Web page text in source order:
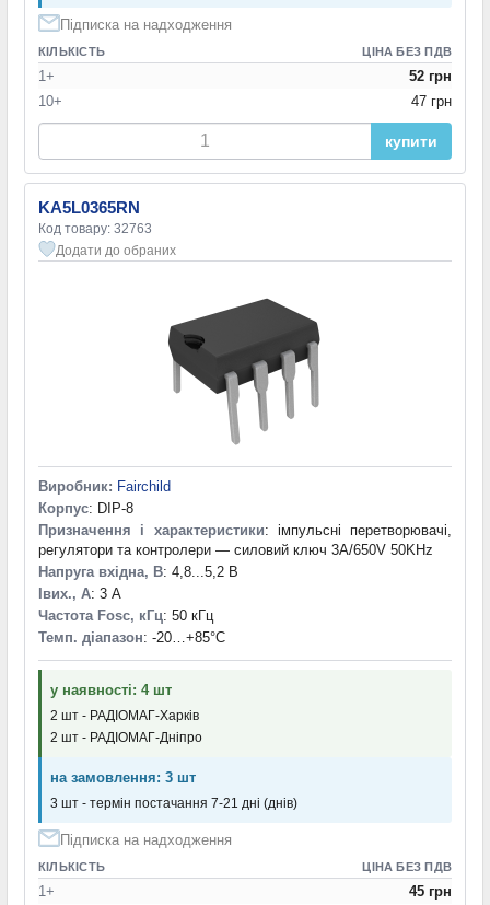
Підписка на надходження
КІЛЬКІСТЬ ЦІНА БЕЗ ПДВ
1+
52 грн
10+
47 грн
купити
KA5L0365RN
Код товару: 32763
Додати до обраних
Виробник: Fairchild
Корпус: DIP-8
Призначення і характеристики: імпульсні перетворювачі,
регулятори та контролери — силовий ключ 3A/650V 50KHz
Напруга вхідна, В: 4,8...5,2 В
Iвих., А: 3 А
Частота Fosc, кГц: 50 кГц
Темп. діапазон: -20…+85°С
у наявності: 4 шт
2 шт - РАДІОМАГ-Харків
2 шт - РАДІОМАГ-Дніпро
на замовлення: 3 шт
3 шт - термін постачання 7-21 дні (днів)
Підписка на надходження
КІЛЬКІСТЬ ЦІНА БЕЗ ПДВ
1+ 45 грн